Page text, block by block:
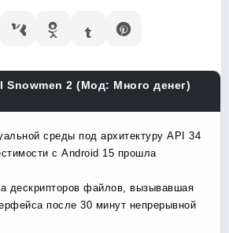
Snowmen 2 (Мод: Много денег)
среды под архитектуру API 34
с Android 15 прошла
дескрипторов файлов, вызывавшая
после 30 минут непрерывной